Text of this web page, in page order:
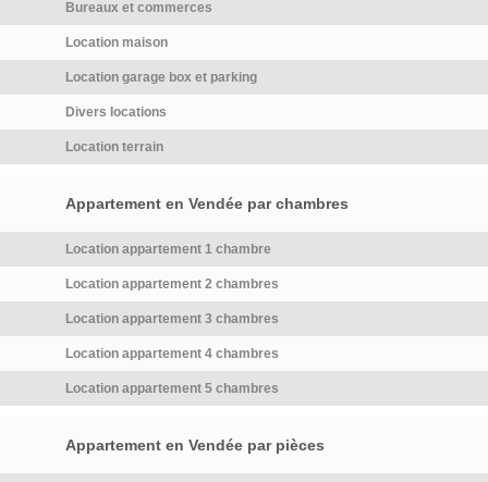
Bureaux et commerces
Location maison
Location garage box et parking
Divers locations
Location terrain
Appartement en Vendée par chambres
Location appartement 1 chambre
Location appartement 2 chambres
Location appartement 3 chambres
Location appartement 4 chambres
Location appartement 5 chambres
Appartement en Vendée par pièces